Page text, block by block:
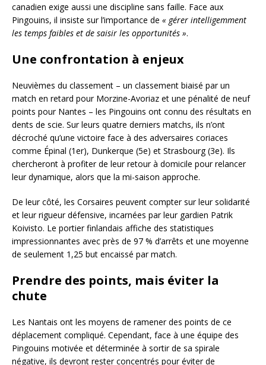
canadien exige aussi une discipline sans faille. Face aux
Pingouins, il insiste sur l’importance de « gérer intelligemment
les temps faibles et de saisir les opportunités ».
Une confrontation à enjeux
Neuvièmes du classement – un classement biaisé par un
match en retard pour Morzine-Avoriaz et une pénalité de neuf
points pour Nantes – les Pingouins ont connu des résultats en
dents de scie. Sur leurs quatre derniers matchs, ils n’ont
décroché qu’une victoire face à des adversaires coriaces
comme Épinal (1er), Dunkerque (5e) et Strasbourg (3e). Ils
chercheront à profiter de leur retour à domicile pour relancer
leur dynamique, alors que la mi-saison approche.
De leur côté, les Corsaires peuvent compter sur leur solidarité
et leur rigueur défensive, incarnées par leur gardien Patrik
Koivisto. Le portier finlandais affiche des statistiques
impressionnantes avec près de 97 % d’arrêts et une moyenne
de seulement 1,25 but encaissé par match.
Prendre des points, mais éviter la
chute
Les Nantais ont les moyens de ramener des points de ce
déplacement compliqué. Cependant, face à une équipe des
Pingouins motivée et déterminée à sortir de sa spirale
négative, ils devront rester concentrés pour éviter de